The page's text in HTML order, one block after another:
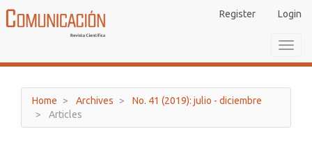
Navigation
Sidebar
Register Login
Home Archives
No. 41 (2019): julio - diciembre
Articles